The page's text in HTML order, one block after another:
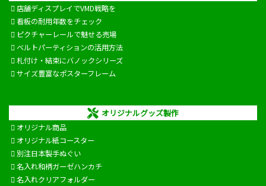
店舗ディスプレイでVMD戦略を
看板の耐用年数をチェック
ピクチャーレールで魅せる売場
ベルトパーティションの活用方法
札付け・結束にバノックシリーズ
サイズ豊富なポスターフレーム
オリジナルグッズ製作
オリジナル商品
オリジナル紙コースター
別注日本製手ぬぐい
名入れ和柄ガーゼハンカチ
名入れクリアフォルダー